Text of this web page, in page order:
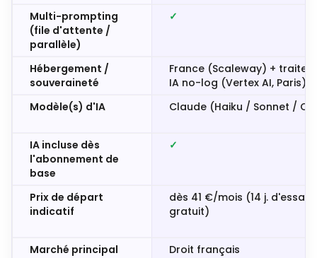
Multi-prompting
(file d'attente /
parallèle)
✓
Hébergement /
souveraineté
France (Scaleway) +
IA no-log (Vertex AI, Paris)
Modèle(s) d'IA
Claude (Haiku / Sonnet /
IA incluse dès
l'abonnement de
base
✓
Prix de départ
indicatif
dès 41 €/mois (14 j. d'essai
gratuit)
Marché principal Droit français